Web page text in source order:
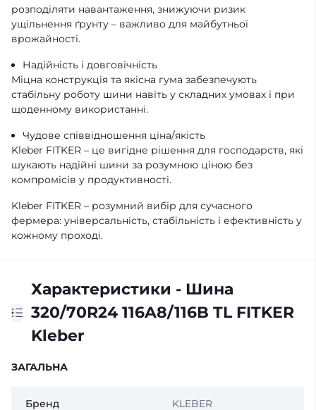
розподіляти навантаження, знижуючи ризик
ущільнення ґрунту – важливо для майбутньої
врожайності.
Надійність і довговічність
Міцна конструкція та якісна гума забезпечують
стабільну роботу шини навіть у складних умовах і при
щоденному використанні.
Чудове співвідношення ціна/якість
Kleber FITKER – це вигідне рішення для господарств, які
шукають надійні шини за розумною ціною без
компромісів у продуктивності.
Kleber FITKER – розумний вибір для сучасного
фермера: універсальність, стабільність і ефективність у
кожному проході.
Характеристики - Шина
320/70R24 116A8/116B TL FITKER
Kleber
ЗАГАЛЬНА
Бренд KLEBER